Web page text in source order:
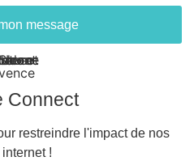
message
Connect
restreindre l'impact de nos
!